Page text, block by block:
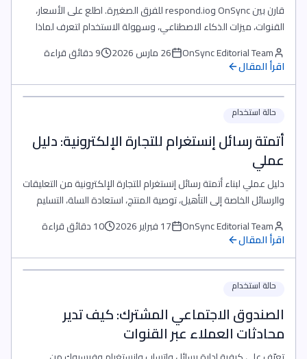
قارن بين OnSync وrespond.io للفرق الصغيرة. اطلع على الأسعار،
القنوات، ميزات الذكاء الاصطناعي، وسهولة الاستخدام لتعرف لماذا
OnSync Editorial Team 26 مارس 2026 9 دقائق قراءة
اقرأ المقال
حالة استخدام
أتمتة رسائل إنستغرام للتجارة الإلكترونية: دليل
عملي
دليل عملي لبناء أتمتة رسائل إنستغرام للتجارة الإلكترونية من التعليقات
والرسائل الخاصة إلى التأهيل، توصية المنتج، استعادة السلة، التسليم
OnSync Editorial Team 17 فبراير 2026 10 دقائق قراءة
اقرأ المقال
حالة استخدام
الصندوق الاجتماعي المشترك: كيف تدير
محادثات العملاء عبر القنوات